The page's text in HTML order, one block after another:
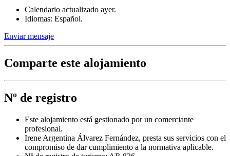
Calendario actualizado ayer.
Idiomas: Español.
Enviar mensaje
Comparte este alojamiento
Nº de registro
Este alojamiento está gestionado por un comerciante
profesional.
Irene Argentina Álvarez Fernández, presta sus servicios con el
compromiso de dar cumplimiento a la normativa aplicable.